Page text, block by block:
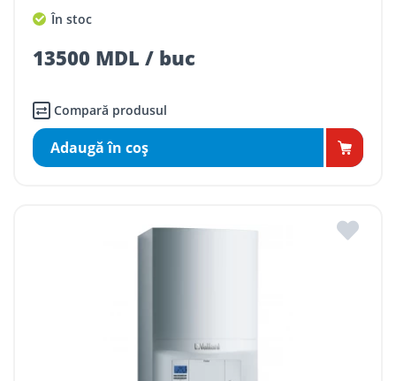
În stoc
13500 MDL / buc
Compară produsul
Adaugă în coş